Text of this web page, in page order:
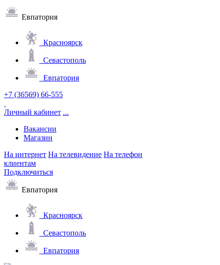
Евпатория
Красноярск
Севастополь
Евпатория
+7 (36569) 66-555
Личный кабинет ...
Вакансии
Магазин
На интернет На телевидение На телефон
клиентам
Подключиться
Евпатория
Красноярск
Севастополь
Евпатория